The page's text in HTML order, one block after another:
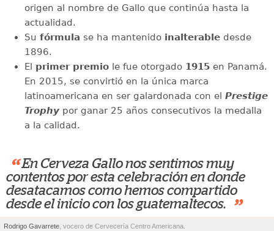
origen al nombre de Gallo que continúa hasta la
actualidad.
Su fórmula se ha mantenido inalterable desde
1896.
El primer premio le fue otorgado 1915 en Panamá.
En 2015, se convirtió en la única marca
latinoamericana en ser galardonada con el Prestige
Trophy por ganar 25 años consecutivos la medalla
a la calidad.
“ En Cerveza Gallo nos sentimos muy
contentos por esta celebración en donde
desatacamos como hemos compartido
desde el inicio con los guatemaltecos.
”
Rodrigo Gavarrete , vocero de Cervecería Centro Americana.